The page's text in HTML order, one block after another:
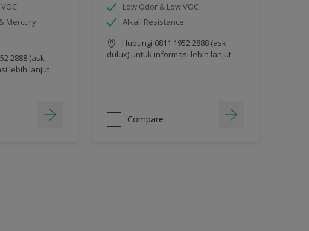
Mercury
2888 (ask
lebih lanjut
Low Odor & Low VOC
Alkali Resistance
Hubungi 0811 1952 2888 (ask
dulux) untuk informasi lebih lanjut
Compare